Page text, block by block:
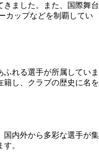
きました。また、国際舞台
カップなどを制覇してい
れる選手が所属していま
籍し、クラブの歴史に名を
国内外から多彩な選手が集
。